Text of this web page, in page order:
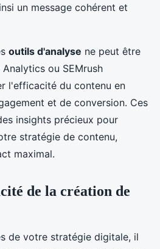
un message cohérent et
outils d'analyse ne peut être
ou SEMrush
l'efficacité du contenu en
et de conversion. Ces
insights précieux pour
stratégie de contenu,
maximal.
de la création de
de votre stratégie digitale, il